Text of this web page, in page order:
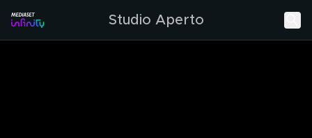
Studio Aperto